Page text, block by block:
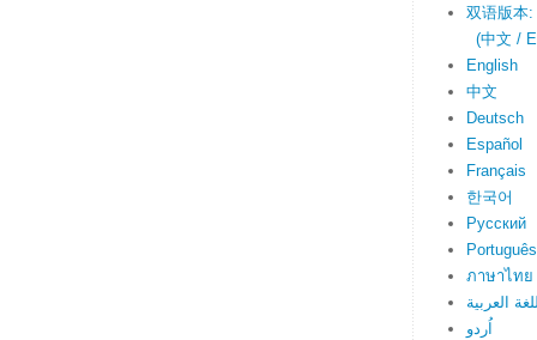
双语版本:
(中文 /
English
中文
Deutsch
Español
Français
한국어
Русский
Português
ภาษาไทย
العربية
اُردو